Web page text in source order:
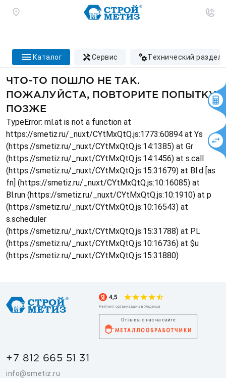
каталог сервис технический раздел
ЧТО-ТО ПОШЛО НЕ ТАК.
ПОЖАЛУЙСТА, ПОВТОРИТЕ ПОПЫТКУ
ПОЗЖЕ
TypeError: ml.at is not a function at
https://smetiz.ru/_nuxt/CYtMxQtQ.js:1773:60894 at Ys
(https://smetiz.ru/_nuxt/CYtMxQtQ.js:14:1385) at Gr
(https://smetiz.ru/_nuxt/CYtMxQtQ.js:14:1456) at s.call
(https://smetiz.ru/_nuxt/CYtMxQtQ.js:15:31679) at Bl.d [as
fn] (https://smetiz.ru/_nuxt/CYtMxQtQ.js:10:16085) at
Bl.run (https://smetiz.ru/_nuxt/CYtMxQtQ.js:10:1910) at p
(https://smetiz.ru/_nuxt/CYtMxQtQ.js:10:16543) at
s.scheduler
(https://smetiz.ru/_nuxt/CYtMxQtQ.js:15:31788) at PL
(https://smetiz.ru/_nuxt/CYtMxQtQ.js:10:16736) at $u
(https://smetiz.ru/_nuxt/CYtMxQtQ.js:15:31880)
+7 812 665 51 31
info@smetiz.ru